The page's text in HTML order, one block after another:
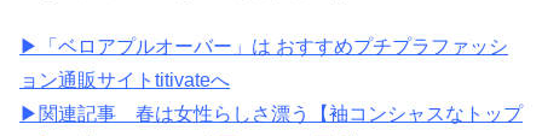
▶︎「ベロアプルオーバー」は おすすめプチプラファッシ
ョン通販サイトtitivateへ
▶︎関連記事 春は女性らしさ漂う【袖コンシャスなトップ